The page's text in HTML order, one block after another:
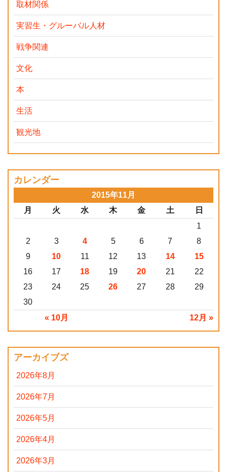
取材関係
実習生・グルーバル人材
戦争関連
文化
本
生活
観光地
カレンダー
2015年11月
月
火 水 木 金 土 日
« 10月 12月 »
1
2
3 4 5 6 7
8
9
10 11 12 13 14
15
16
17 18 19 20 21
22
23
24 25 26 27 28
29
30
アーカイブズ
2026年8月
2026年7月
2026年5月
2026年4月
2026年3月